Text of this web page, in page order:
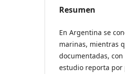
Resumen
En Argentina se
marinas, mientras
documentadas,
estudio reporta por